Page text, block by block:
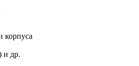
корпуса
и др.